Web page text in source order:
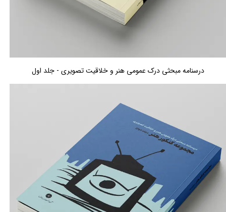
درسنامه مبحثی درک عمومی هنر و خلاقیت تصویری - جلد اول